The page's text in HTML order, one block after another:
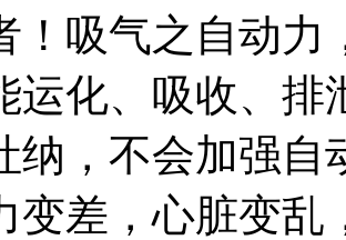
！吸气之自动力
运化、吸收、排
纳，不会加强自
变差，心脏变乱